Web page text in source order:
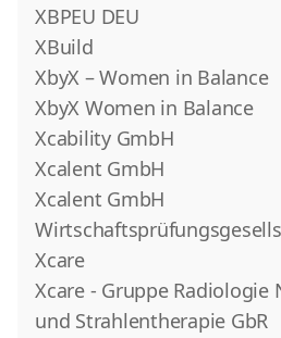
XBPEU DEU
XBuild
XbyX – Women in Balance
XbyX Women in Balance
Xcability GmbH
Xcalent GmbH
Xcalent GmbH
Xcare
Xcare - Gruppe Radiologie
und Strahlentherapie GbR